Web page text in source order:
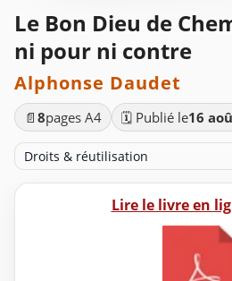
Le Bon Dieu de
ni pour ni contre
Alphonse Daudet
📄 8pages A4 🗓️ Publié le16
Droits & réutilisation
Lire le livre en